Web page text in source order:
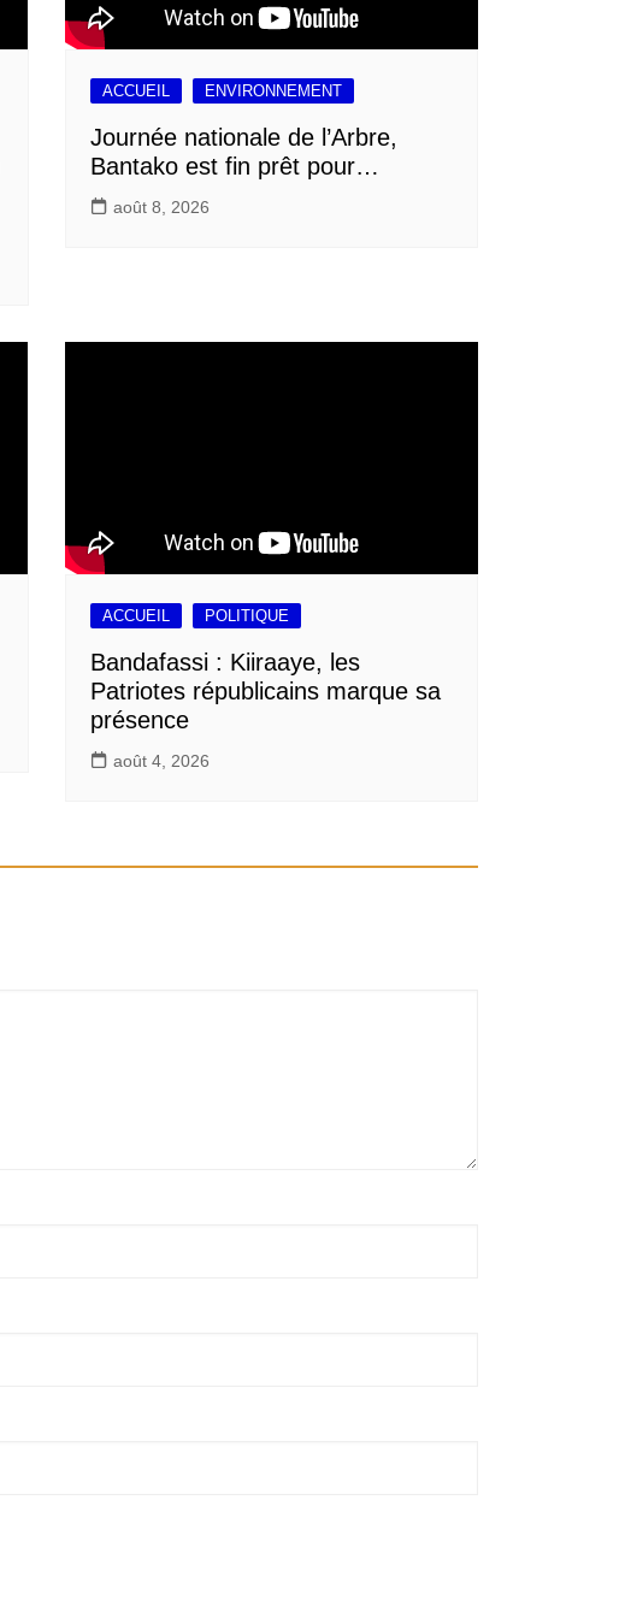
ACCUEIL ENVIRONNEMENT
Journée nationale de l’Arbre,
Bantako est fin prêt pour…
août 8, 2026
ACCUEIL POLITIQUE
Bandafassi : Kiiraaye, les
Patriotes républicains marque sa
présence
août 4, 2026